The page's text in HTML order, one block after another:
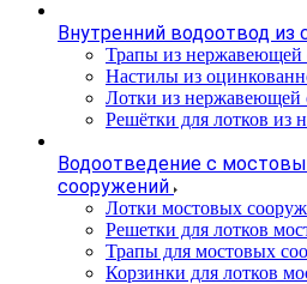
Внутренний водоотвод из
Трапы из нержавеющей
Настилы из
Лотки из нержавеющей
Решётки для лотков из
Водоотведение с
сооружений
Лотки мостовых
Решетки для лотков
Трапы для мостовых
Корзинки для лотков